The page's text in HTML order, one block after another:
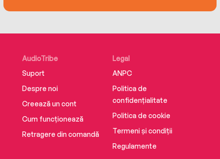
AudioTribe
Suport
Despre noi
Creează un cont
Cum funcționează
Retragere din comandă
Legal
ANPC
Politica de
confidențialitate
Politica de cookie
Termeni și condiții
Regulamente